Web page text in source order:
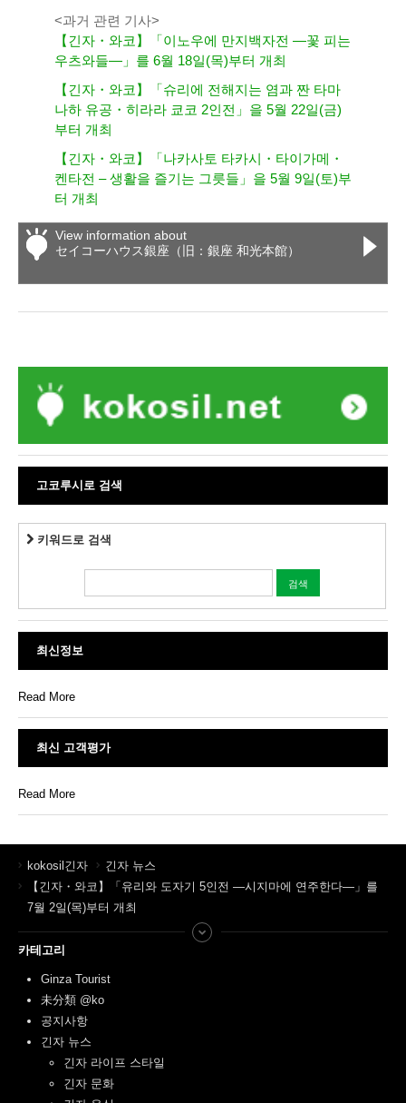
<과거 관련 기사>
【긴자・와코】「이노우에 만지백자전 ―꽃 피는
우츠와들―」를 6월 18일(목)부터 개최
【긴자・와코】「슈리에 전해지는 염과 짠 타마
나하 유공・히라라 쿄코 2인전」을 5월 22일(금)
부터 개최
【긴자・와코】「나카사토 타카시・타이가메・
켄타전 – 생활을 즐기는 그릇들」을 5월 9일(토)부
터 개최
View information about
セイコーハウス銀座（旧：銀座 和光本館）
고코루시로 검색
키워드로 검색
최신정보
Read More
최신 고객평가
Read More
kokosil긴자
긴자 뉴스
【긴자・와코】「유리와 도자기 5인전 ―시지마에 연주한다―」를
7월 2일(목)부터 개최
카테고리
Ginza Tourist
未分類 @ko
공지사항
긴자 뉴스
긴자 라이프 스타일
긴자 문화